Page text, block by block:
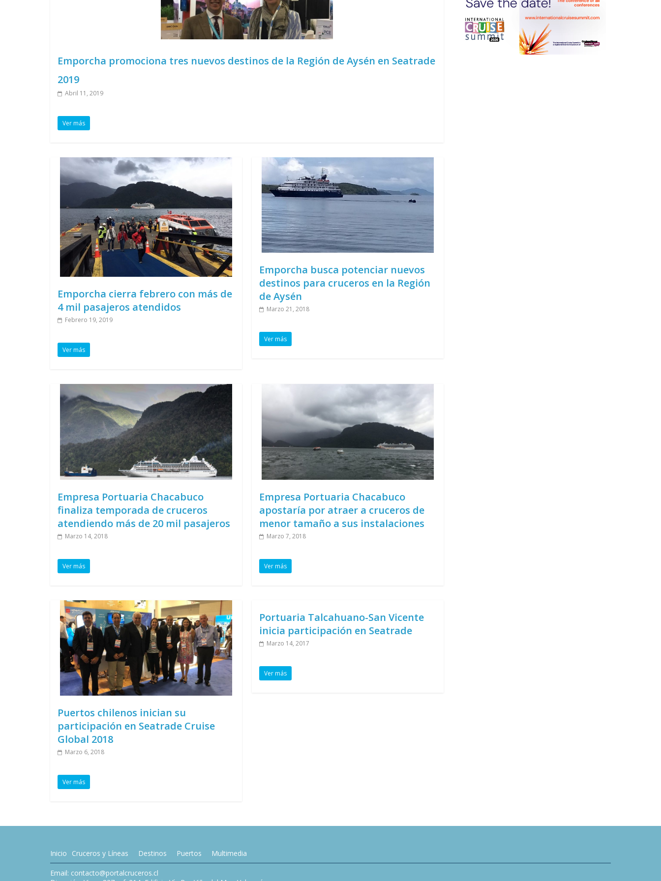
Emporcha promociona tres nuevos destinos de la Región de Aysén en Seatrade
2019
Abril 11, 2019
Ver más
Emporcha cierra febrero con más de
4 mil pasajeros atendidos
Febrero 19, 2019
Ver más
Emporcha busca potenciar nuevos
destinos para cruceros en la Región
de Aysén
Marzo 21, 2018
Ver más
Empresa Portuaria Chacabuco
finaliza temporada de cruceros
atendiendo más de 20 mil pasajeros
Marzo 14, 2018
Ver más
Empresa Portuaria Chacabuco
apostaría por atraer a cruceros de
menor tamaño a sus instalaciones
Marzo 7, 2018
Ver más
Puertos chilenos inician su
participación en Seatrade Cruise
Global 2018
Marzo 6, 2018
Ver más
Portuaria Talcahuano-San Vicente
inicia participación en Seatrade
Marzo 14, 2017
Ver más
Inicio Cruceros y Líneas Destinos Puertos Multimedia
Email: contacto@portalcruceros.cl